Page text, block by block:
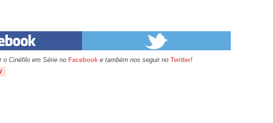
o Cinéfilo em Série no Facebooke também nos seguir no Twitter!